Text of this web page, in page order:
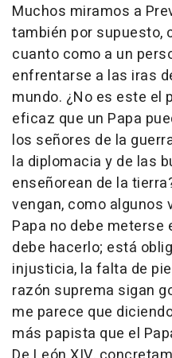
Muchos miramos a
también por supuesto,
cuanto como a un
enfrentarse a las iras
mundo. ¿No es este el
eficaz que un Papa
los señores de la
la diplomacia y de las
enseñorean de la
vengan, como algunos
Papa no debe meterse
debe hacerlo; está
injusticia, la falta de
razón suprema sigan
me parece que
más papista que el